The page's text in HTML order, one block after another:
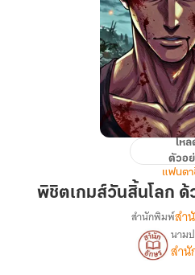
วัน
โหล
ตัวอ
แฟนตา
พิชิตเกมส์วันสิ้นโลก
เรื่
พิ
สำนักพิมพ์สำ
นาม
สำ